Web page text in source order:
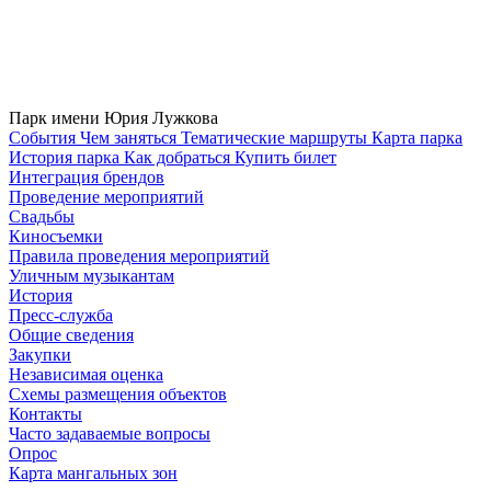
Парк имени Юрия Лужкова
Cобытия Чем заняться Тематические маршруты Карта парка
История парка Как добраться Купить билет
Интеграция брендов
Проведение мероприятий
Свадьбы
Киносъемки
Правила проведения мероприятий
Уличным музыкантам
История
Пресс-служба
Общие сведения
Закупки
Независимая оценка
Схемы размещения объектов
Контакты
Часто задаваемые вопросы
Опрос
Карта мангальных зон